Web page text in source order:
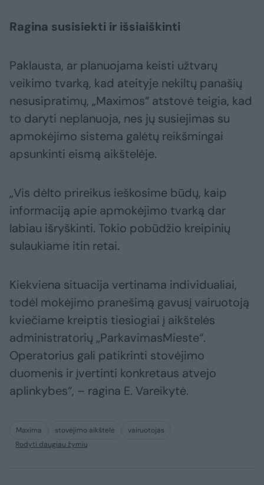
Ragina susisiekti ir išsiaiškinti
Paklausta, ar planuojama keisti užtvarų
veikimo tvarką, kad ateityje nekiltų panašių
nesusipratimų, „Maximos“ atstovė teigia, kad
to daryti neplanuoja, nes jų susiejimas su
apmokėjimo sistema galėtų reikšmingai
apsunkinti eismą aikštelėje.
„Vis dėlto prireikus ieškosime būdų, kaip
informaciją apie apmokėjimo tvarką dar
labiau išryškinti. Tokio pobūdžio kreipinių
sulaukiame itin retai.
Kiekviena situacija vertinama individualiai,
todėl mokėjimo pranešimą gavusį vairuotoją
kviečiame kreiptis tiesiogiai į aikštelės
administratorių „ParkavimasMieste“.
Operatorius gali patikrinti stovėjimo
duomenis ir įvertinti konkretaus atvejo
aplinkybes“, – ragina E. Vareikytė.
Maxima stovėjimo aikštelė
vairuotojas
Rodyti daugiau žymių